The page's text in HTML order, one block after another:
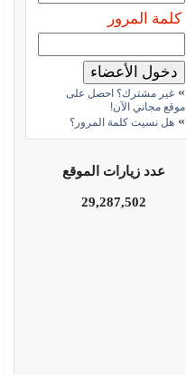
كلمة المرور
» غير مشترك؟ احصل على
موقع مجاني الآن!
» هل نسيت كلمة المرور؟
عدد زيارات الموقع
29,287,502